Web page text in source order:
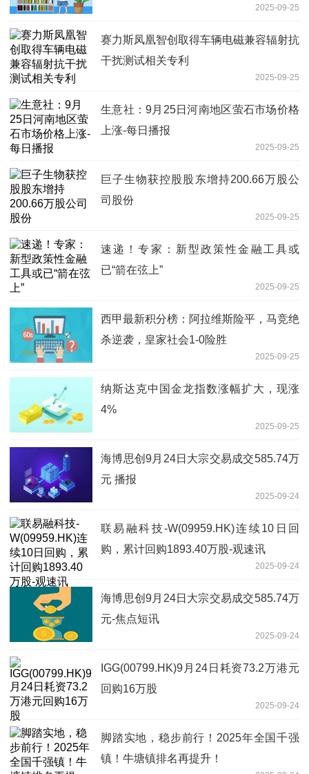
2025-09-25
赛力斯凤凰智创取得车辆电磁兼容辐射抗
干扰测试相关专利
2025-09-25
生意社：9月25日河南地区萤石市场价格
上涨-每日播报
2025-09-25
巨子生物获控股股东增持200.66万股公
司股份
2025-09-25
速递！专家：新型政策性金融工具或
已“箭在弦上”
2025-09-25
西甲最新积分榜：阿拉维斯险平，马竞绝
杀逆袭，皇家社会1-0险胜
2025-09-25
纳斯达克中国金龙指数涨幅扩大，现涨
4%
2025-09-25
海博思创9月24日大宗交易成交585.74万
元 播报
2025-09-24
联易融科技-W(09959.HK)连续10日回
购，累计回购1893.40万股-观速讯
2025-09-24
海博思创9月24日大宗交易成交585.74万
元-焦点短讯
2025-09-24
IGG(00799.HK)9月24日耗资73.2万港元
回购16万股
2025-09-24
脚踏实地，稳步前行！2025年全国千强
镇！牛塘镇排名再提升！